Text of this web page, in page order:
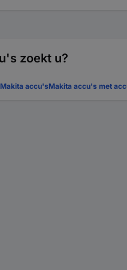
zoekt u?
Makita accu'sMakita accu's met